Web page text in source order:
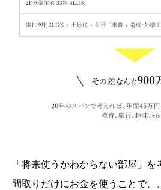
「将来使うかわからない部屋」
間取りだけにお金を使うことで、